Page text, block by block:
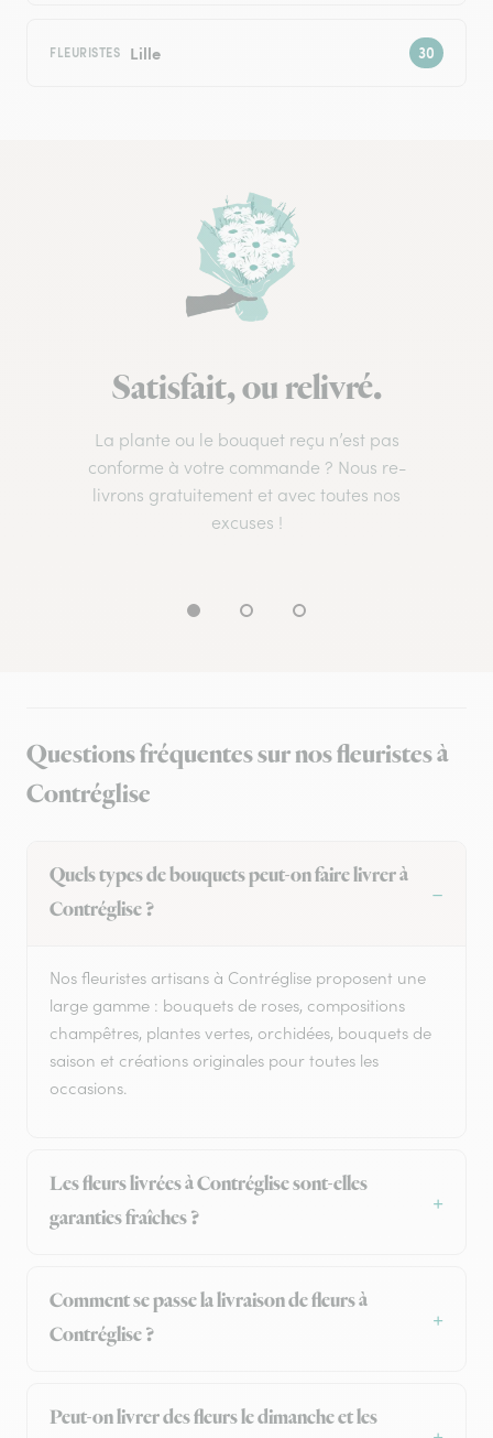
FLEURISTES Lille
Satisfait, ou relivré.
La plante ou le bouquet reçu n’est pas
conforme à votre commande ? Nous re-
livrons gratuitement et avec toutes nos
excuses !
Questions fréquentes sur nos fleuristes à
Contréglise
Quels types de bouquets peut-on faire livrer à
Contréglise ?
Nos fleuristes artisans à Contréglise proposent une
large gamme : bouquets de roses, compositions
champêtres, plantes vertes, orchidées, bouquets de
saison et créations originales pour toutes les
occasions.
Les fleurs livrées à Contréglise sont-elles
garanties fraîches ?
Comment se passe la livraison de fleurs à
Contréglise ?
Peut-on livrer des fleurs le dimanche et les